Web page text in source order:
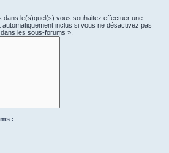
dans le(s)quel(s) vous souhaitez effectuer une
inclus si vous ne désactivez pas
les sous-forums ».
: